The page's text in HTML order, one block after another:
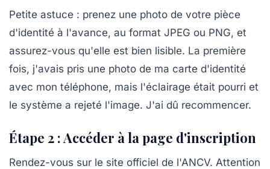
Petite astuce : prenez une photo de votre pièce
d'identité à l'avance, au format JPEG ou PNG, et
assurez-vous qu'elle est bien lisible. La première
fois, j'avais pris une photo de ma carte d'identité
avec mon téléphone, mais l'éclairage était pourri et
le système a rejeté l'image. J'ai dû recommencer.
Étape 2 : Accéder à la page d'inscription
Rendez-vous sur le site officiel de l'ANCV. Attention